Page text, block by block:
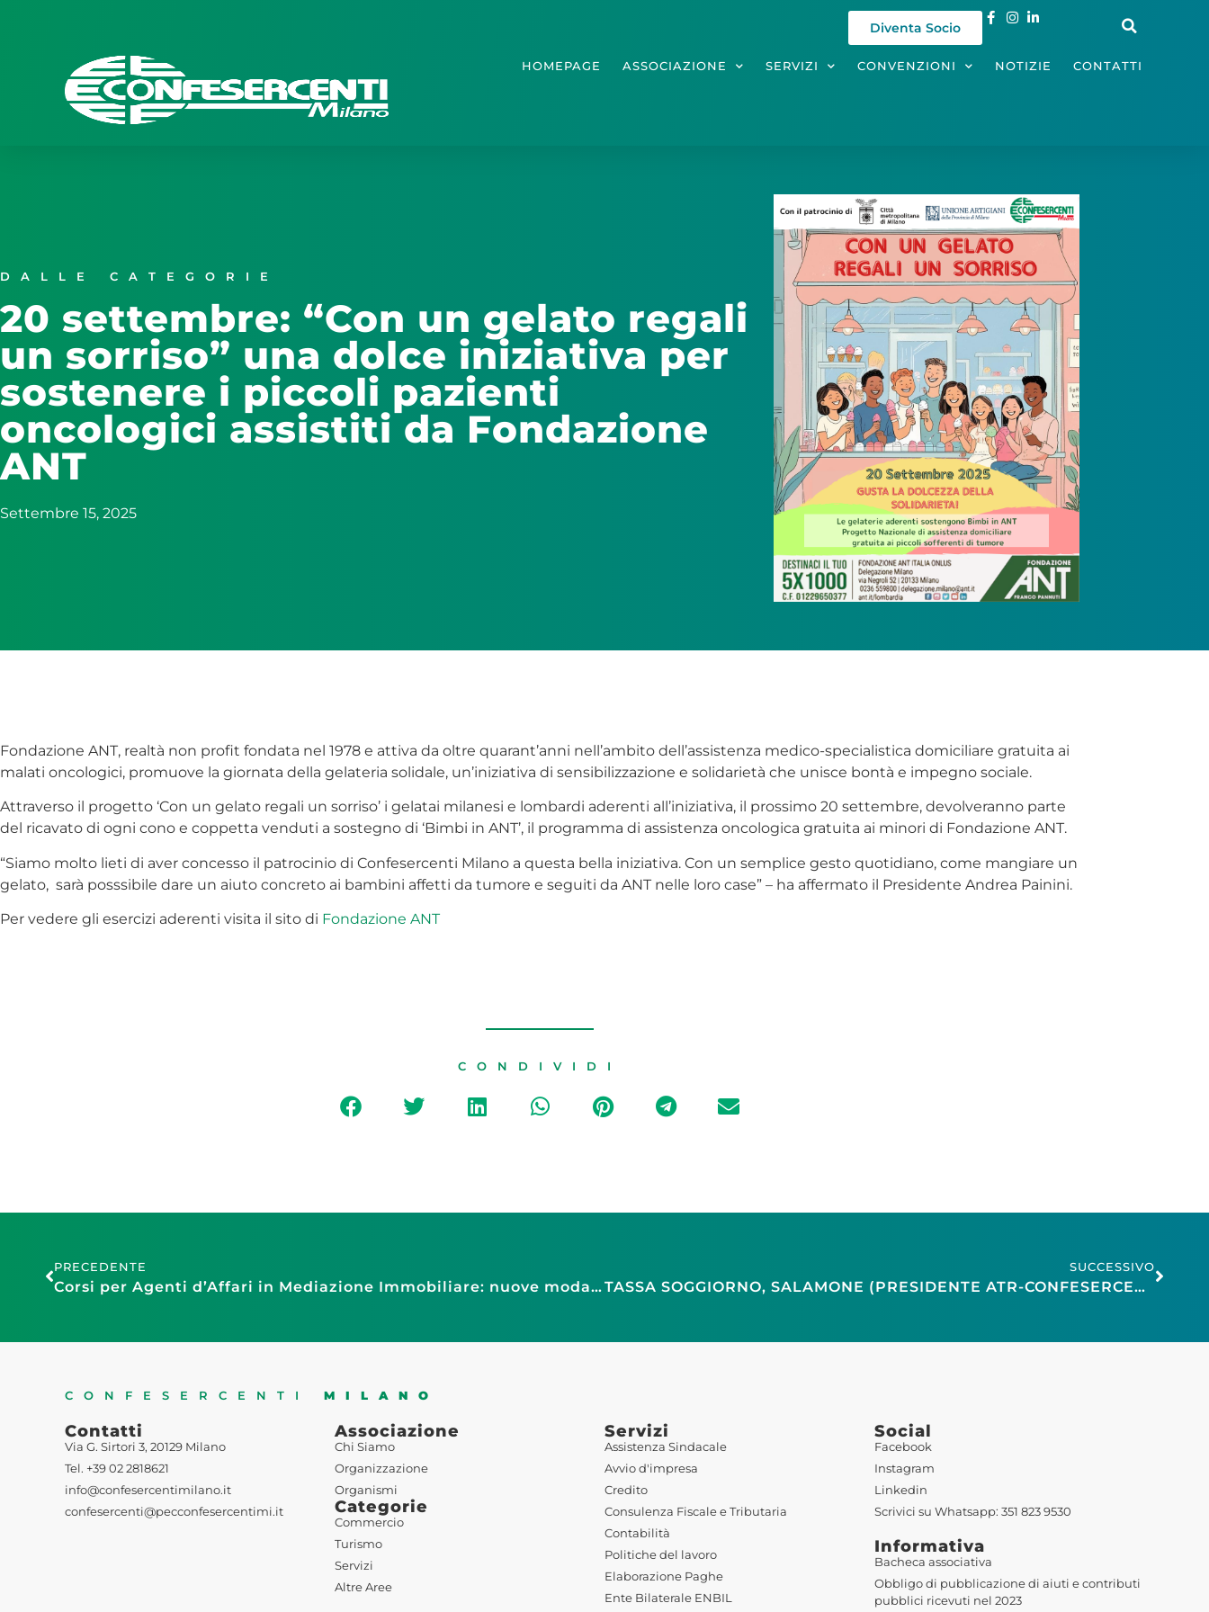
Diventa Socio
HOMEPAGE ASSOCIAZIONE SERVIZI CONVENZIONI NOTIZIE CONTATTI
DALLE CATEGORIE
20 settembre: “Con un gelato regali
un sorriso” una dolce iniziativa per
sostenere i piccoli pazienti
oncologici assistiti da Fondazione
ANT
Settembre 15, 2025
Fondazione ANT, realtà non profit fondata nel 1978 e attiva da oltre quarant’anni nell’ambito dell’assistenza medico-specialistica domiciliare gratuita ai
malati oncologici, promuove la giornata della gelateria solidale, un’iniziativa di sensibilizzazione e solidarietà che unisce bontà e impegno sociale.
Attraverso il progetto ‘Con un gelato regali un sorriso’ i gelatai milanesi e lombardi aderenti all’iniziativa, il prossimo 20 settembre, devolveranno parte
del ricavato di ogni cono e coppetta venduti a sostegno di ‘Bimbi in ANT’, il programma di assistenza oncologica gratuita ai minori di Fondazione ANT.
“Siamo molto lieti di aver concesso il patrocinio di Confesercenti Milano a questa bella iniziativa. Con un semplice gesto quotidiano, come mangiare un
gelato, sarà posssibile dare un aiuto concreto ai bambini affetti da tumore e seguiti da ANT nelle loro case” – ha affermato il Presidente Andrea Painini.
Per vedere gli esercizi aderenti visita il sito di Fondazione ANT
CONDIVIDI
PRECEDENTE
Corsi per Agenti d’Affari in Mediazione Immobiliare: nuove modalità di erogazione
SUCCESSIVO
TASSA SOGGIORNO, SALAMONE (PRESIDENTE ATR-CONFESERCENTI): TASSA DI SCOPO, DECISIONI CONDIVISE
CONFESERCENTI MILANO
Contatti
Via G. Sirtori 3, 20129 Milano
Tel. +39 02 2818621
info@confesercentimilano.it
confesercenti@pecconfesercentimi.it
Associazione
Chi Siamo
Organizzazione
Organismi
Categorie
Commercio
Turismo
Servizi
Altre Aree
Servizi
Assistenza Sindacale
Avvio d'impresa
Credito
Consulenza Fiscale e Tributaria
Contabilità
Politiche del lavoro
Elaborazione Paghe
Ente Bilaterale ENBIL
Social
Facebook
Instagram
Linkedin
Scrivici su Whatsapp: 351 823 9530
Informativa
Bacheca associativa
Obbligo di pubblicazione di aiuti e contributi
pubblici ricevuti nel 2023